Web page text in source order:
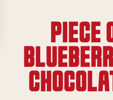
Cadeau
Gastbieren
Informatie &
inschrijven
Beer Club
account
INFORMATIE
Investeer
INFORMATIE
Over Frontaal
PIECE